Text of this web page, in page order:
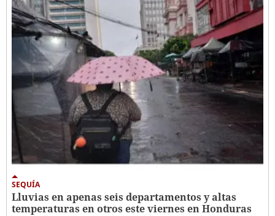
SEQUÍA
Lluvias en apenas seis departamentos y altas
temperaturas en otros este viernes en Honduras